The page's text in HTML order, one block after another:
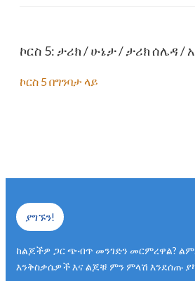
ኮርስ 5: ታሪክ / ሁኔታ / ታሪክ ሰሌዳ
ኮርስ 5 በግንባታ ላይ
ያግኙን!
ከልጆችዎ ጋር ጭብጥ መንገድን መርምረዋል?
እንቅስቃሴዎች እና ልጆቹ ምን ምላሽ እንደሰጡ